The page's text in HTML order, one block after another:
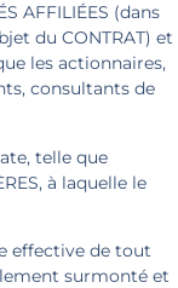
AFFILIÉES (dans
du CONTRAT) et
les actionnaires,
consultants de
telle que
à laquelle le
effective de tout
surmonté et